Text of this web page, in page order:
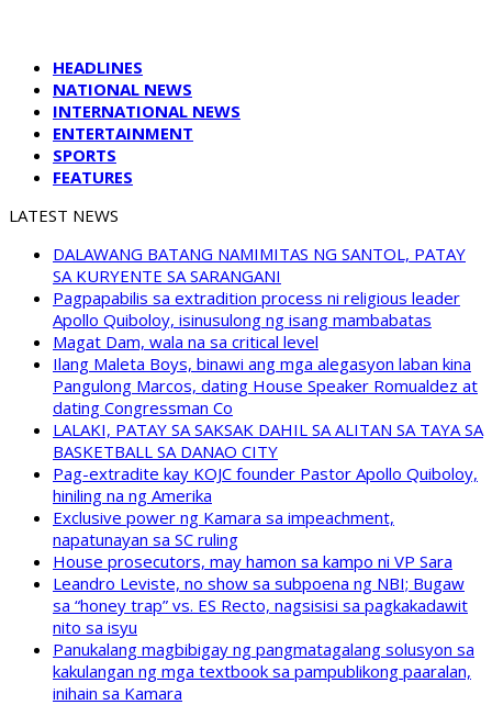
HEADLINES
NATIONAL NEWS
INTERNATIONAL NEWS
ENTERTAINMENT
SPORTS
FEATURES
LATEST NEWS
DALAWANG BATANG NAMIMITAS NG SANTOL, PATAY
SA KURYENTE SA SARANGANI
Pagpapabilis sa extradition process ni religious leader
Apollo Quiboloy, isinusulong ng isang mambabatas
Magat Dam, wala na sa critical level
Ilang Maleta Boys, binawi ang mga alegasyon laban kina
Pangulong Marcos, dating House Speaker Romualdez at
dating Congressman Co
LALAKI, PATAY SA SAKSAK DAHIL SA ALITAN SA TAYA SA
BASKETBALL SA DANAO CITY
Pag-extradite kay KOJC founder Pastor Apollo Quiboloy,
hiniling na ng Amerika
Exclusive power ng Kamara sa impeachment,
napatunayan sa SC ruling
House prosecutors, may hamon sa kampo ni VP Sara
Leandro Leviste, no show sa subpoena ng NBI; Bugaw
sa “honey trap” vs. ES Recto, nagsisisi sa pagkakadawit
nito sa isyu
Panukalang magbibigay ng pangmatagalang solusyon sa
kakulangan ng mga textbook sa pampublikong paaralan,
inihain sa Kamara